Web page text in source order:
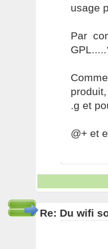
usage
Par
.g et
@+ et
Re: Du wifi